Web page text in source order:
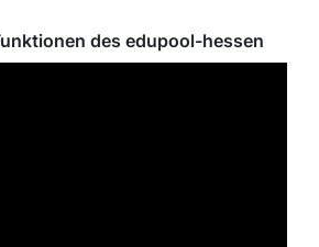
des edupool-hessen